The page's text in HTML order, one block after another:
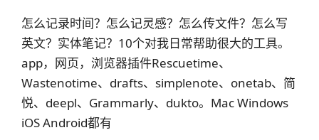
怎么记录时间？怎么记灵感？怎么传文件？怎么写
英文？实体笔记？10个对我日常帮助很大的工具。
app，网页，浏览器插件Rescuetime、
Wastenotime、drafts、simplenote、onetab、简
悦、deepl、Grammarly、dukto。Mac Windows
iOS Android都有